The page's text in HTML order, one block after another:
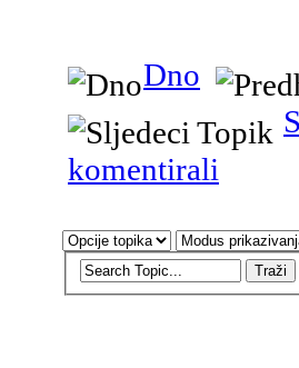
Dno
komentirali